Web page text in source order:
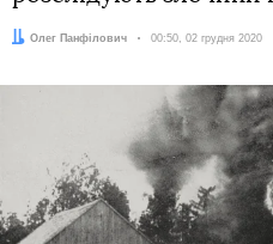
Автор:
Олег Панфілович Дата:
00:50, 02 грудня 2020